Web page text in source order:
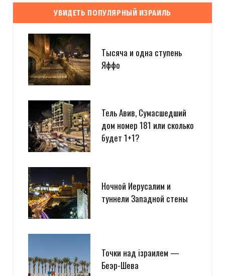
УВИДЕТЬ ПОПУЛЯРНЫЙ ИЗРАИЛЬ
Тысяча и одна ступень
Яффо
Тель Авив, Сумасшедший
дом номер 181 или сколько
будет 1+1?
Ночной Иерусалим и
туннели Западной стены
Точки над iзраилем —
Беэр-Шева